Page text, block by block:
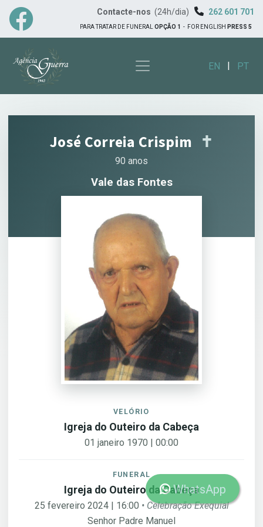
Contacte-nos (24h/dia) 262 601 701
PARA TRATAR DE FUNERAL OPÇÃO 1 - FOR ENGLISH PRESS 5
EN | PT
José Correia Crispim ✝︎
90 anos
Vale das Fontes
VELÓRIO
Igreja do Outeiro da Cabeça
01 janeiro 1970 | 00:00
FUNERAL
Igreja do Outeiro da Cabeça
25 fevereiro 2024 | 16:00 • Celebração Exequial
Senhor Padre Manuel
WhatsApp